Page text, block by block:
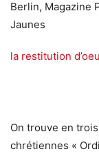
la restitution
On trouve en
chrétiennes «